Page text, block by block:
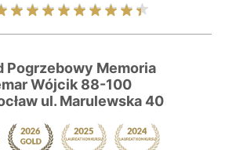
Pogrzebowy Memoria
Wójcik 88-100
ul. Marulewska 40